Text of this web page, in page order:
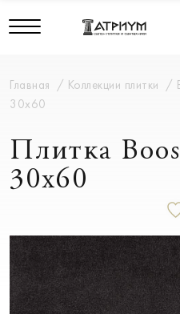
Главная Коллекции плитки
30x60
Плитка
30x60